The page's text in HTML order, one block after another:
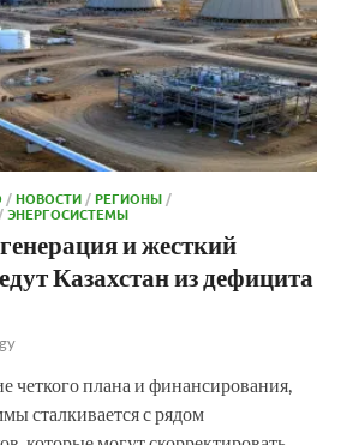
/НОВОСТИ /РЕГИОНЫ /
/ЭНЕРГОСИСТЕМЫ
и жесткий
Казахстан из дефицита
четкого плана и финансирования,
сталкивается с рядом